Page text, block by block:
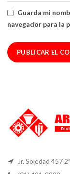
Guarda mi
navegador para la
Jr. Soledad 457